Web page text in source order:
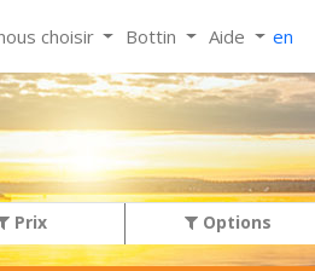
choisir Bottin Aide en
Prix Options